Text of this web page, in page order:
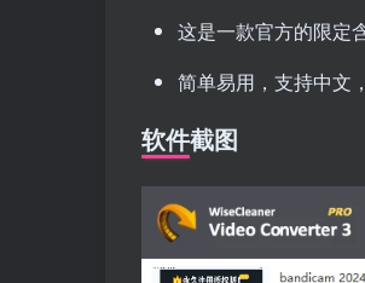
这是一款官方的限定
简单易用，支持中文
软件截图